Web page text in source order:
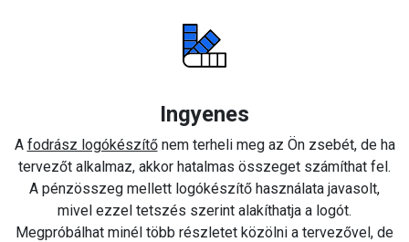
Ingyenes
A fodrász logókészítőnem terheli meg az Ön zsebét, de ha
tervezőt alkalmaz, akkor hatalmas összeget számíthat fel.
A pénzösszeg mellett logókészítő használata javasolt,
mivel ezzel tetszés szerint alakíthatja a logót.
Megpróbálhat minél több részletet közölni a tervezővel, de